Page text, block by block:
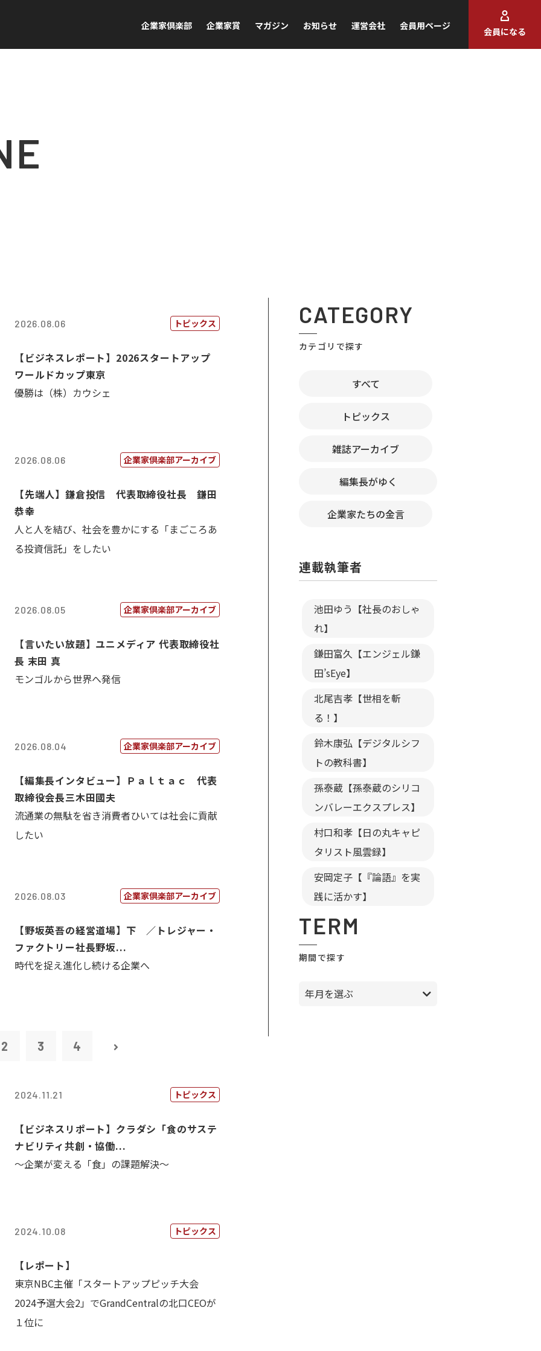
企業家倶楽部 企業家賞 マガジン お知らせ 運営会社 会員用ページ
会員になる
2026.08.06 トピックス
【ビジネスレポート】2026スタートアップ
ワールドカップ東京
優勝は（株）カウシェ
2026.08.06 企業家倶楽部アーカイブ
【先端人】鎌倉投信 代表取締役社長 鎌田
恭幸
人と人を結び、社会を豊かにする「まごころあ
る投資信託」をしたい
2026.08.05 企業家倶楽部アーカイブ
【言いたい放題】ユニメディア 代表取締役社
長 末田 真
モンゴルから世界へ発信
2026.08.04 企業家倶楽部アーカイブ
【編集長インタビュー】Ｐａｌｔａｃ 代表
取締役会長三木田國夫
流通業の無駄を省き消費者ひいては社会に貢献
したい
2026.08.03 企業家倶楽部アーカイブ
【野坂英吾の経営道場】下 ／トレジャー・
ファクトリー社長野坂...
時代を捉え進化し続ける企業へ
2 3 4
2024.11.21 トピックス
【ビジネスリポート】クラダシ「食のサステ
ナビリティ共創・協働...
～企業が変える「食」の課題解決～
2024.10.08 トピックス
【レポート】
東京NBC主催「スタートアップピッチ大会
2024予選大会2」でGrandCentralの北口CEOが
１位に
CATEGORY
カテゴリで探す
すべて
トピックス
雑誌アーカイブ
編集長がゆく
企業家たちの金言
連載執筆者
池田ゆう【社長のおしゃ
れ】
鎌田富久【エンジェル鎌
田’sEye】
北尾吉孝【世相を斬
る！】
鈴木康弘【デジタルシフ
トの教科書】
孫泰蔵【孫泰蔵のシリコ
ンバレーエクスプレス】
村口和孝【日の丸キャピ
タリスト風雲録】
安岡定子【『論語』を実
践に活かす】
TERM
期間で探す
年月を選ぶ